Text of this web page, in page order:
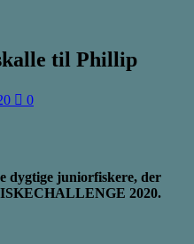
til Phillip
0
dygtige juniorfiskere, der
2020.